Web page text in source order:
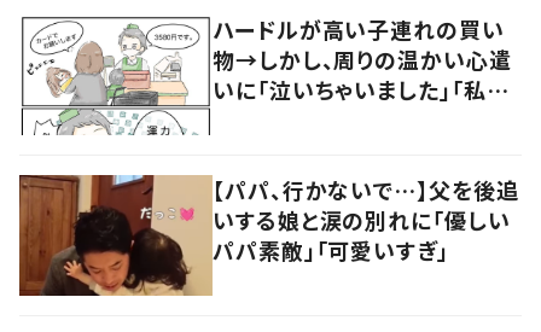
ハードルが高い子連れの買い
物→しかし、周りの温かい心遣
いに「泣いちゃいました」「私も
【パパ、行かないで…】父を後追
いする娘と涙の別れに「優しい
パパ素敵」「可愛いすぎ」